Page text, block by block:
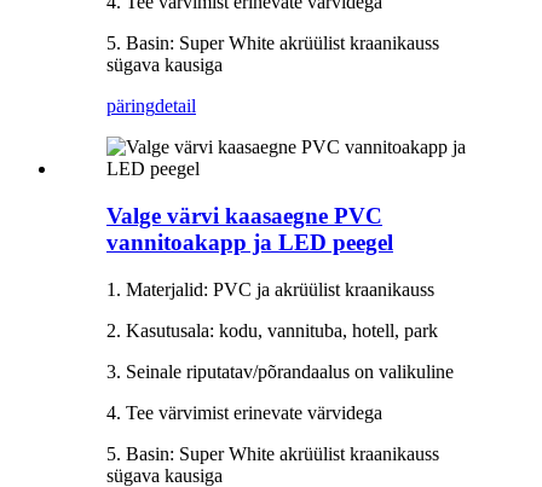
5. Basin: Super White akrüülist kraanikauss
sügava kausiga
päringdetail
Valge värvi kaasaegne PVC
vannitoakapp ja LED peegel
1. Materjalid: PVC ja akrüülist kraanikauss
2. Kasutusala: kodu, vannituba, hotell, park
3. Seinale riputatav/põrandaalus on valikuline
4. Tee värvimist erinevate värvidega
5. Basin: Super White akrüülist kraanikauss
sügava kausiga